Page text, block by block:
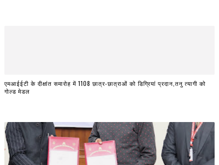
एमआईईटी के दीक्षांत समारोह में 1108 छात्र-छात्राओं को डिग्रियां प्रदान,तनु त्यागी को
गोल्ड मेडल